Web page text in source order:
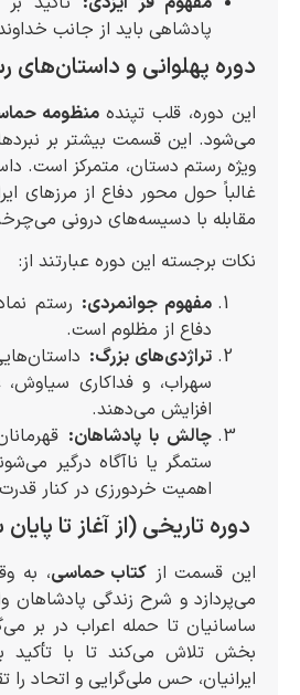
پادشاهی باید از جانب
دوره پهلوانی و داستان‌های
این دوره، قلب تپندهمنظومه
می‌شود. این قسمت بیشتر بر
ویژه رستم دستان، متمرکز است.
غالباً حول محور دفاع از مرزهای
مقابله با دسیسه‌های درونی
نکات برجسته این دوره عبارتند از:
مفهوم جوانمردی: رستم
دفاع از مظلوم است.
تراژدی‌های بزرگ:
سهراب، و فداکاری
افزایش می‌دهند.
چالش با پادشاهان:
ستمگر یا ناآگاه درگیر
اهمیت خردورزی در کنار
دوره تاریخی (از آغاز تا
این قسمت از کتاب حماسی، به
می‌پردازد و شرح زندگی پادشاهان
ساسانیان تا حمله اعراب در بر
بخش تلاش می‌کند تا با تأکید
ایرانیان، حس ملی‌گرایی و اتحاد را